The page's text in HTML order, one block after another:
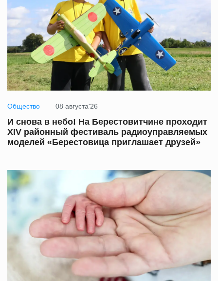
Общество 08 августа'26
И снова в небо! На Берестовитчине проходит
XIV районный фестиваль радиоуправляемых
моделей «Берестовица приглашает друзей»